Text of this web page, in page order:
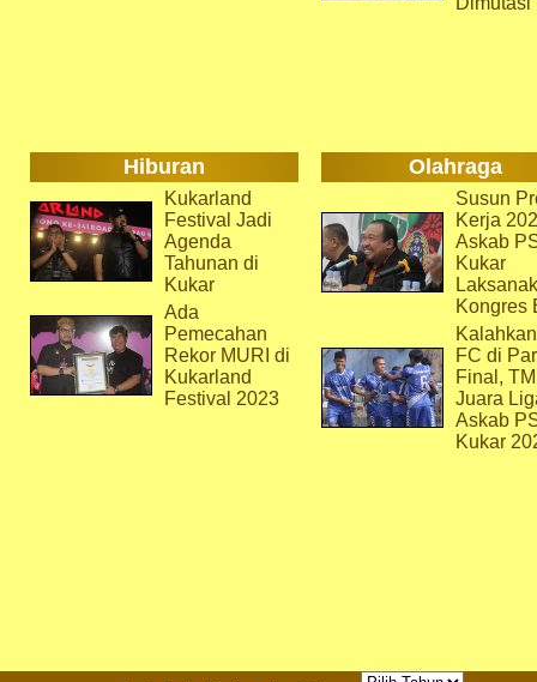
Hiburan Olahraga
Kukarland
Festival Jadi
Agenda
Tahunan di
Kukar
Ada
Pemecahan
Rekor MURI di
Kukarland
Festival 2023
Susun
Kerja
Askab
Kukar
Kongres
FC di
Final,
Juara
Askab
Kukar